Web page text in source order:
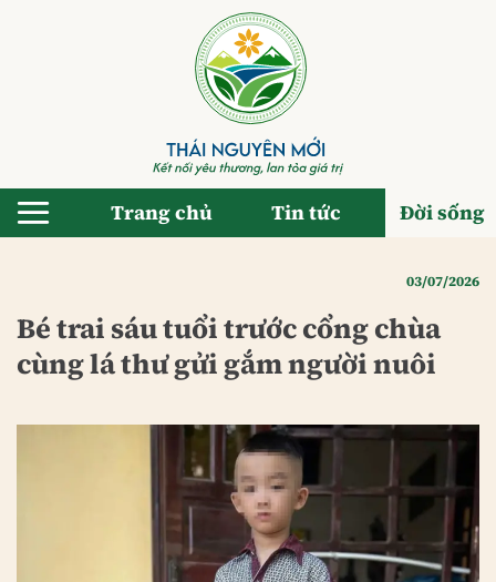
Trang chủ Tin tức Đời sống
03/07/2026
Bé trai sáu tuổi trước cổng chùa
cùng lá thư gửi gắm người nuôi